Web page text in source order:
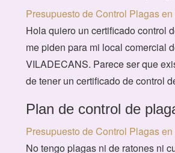
Presupuesto de Control Plagas
Hola quiero un certificado control
me piden para mi local comercial
VILADECANS. Parece ser que
de tener un certificado de control
Plan de control de
Presupuesto de Control Plagas
No tengo plagas ni de ratones ni